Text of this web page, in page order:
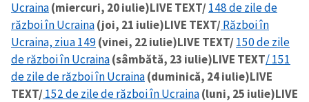
Ucraina(miercuri, 20 iulie)LIVE TEXT/148 de zile de
război în Ucraina(joi, 21 iulie)LIVE TEXT/Război în
Ucraina, ziua 149(vinei, 22 iulie)LIVE TEXT/150 de zile
de război în Ucraina(sâmbătă, 23 iulie)LIVE TEXT/ 151
de zile de război în Ucraina(duminică, 24 iulie)LIVE
TEXT/152 de zile de război în Ucraina(luni, 25 iulie)LIVE